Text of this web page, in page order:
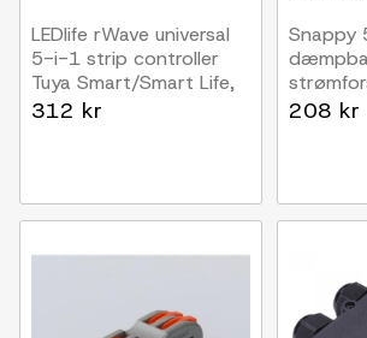
LEDlife rWave universal
5-i-1 strip controller
Tuya Smart/Smart Life,
RGB/W, CCT, single
312 kr
Snappy
4.16A,
208 kr